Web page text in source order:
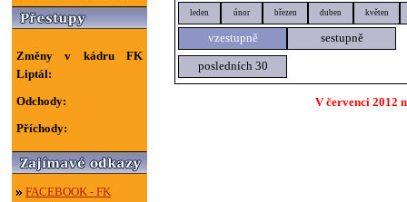
Změny v kádru FK
Liptál:
Odchody:
Příchody:
FACEBOOK - FK
leden únor březen duben květen
vzestupně sestupně
posledních 30
V červenci 2012